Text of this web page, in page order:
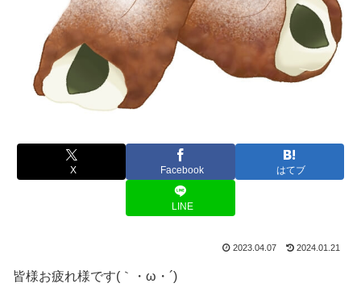
X Facebook はてブ
LINE
2023.04.07 2024.01.21
皆様お疲れ様です(｀・ω・´)ゞ